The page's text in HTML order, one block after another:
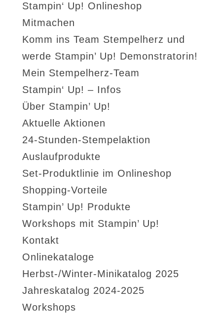
Stampin‘ Up! Onlineshop
Mitmachen
Komm ins Team Stempelherz und
werde Stampin’ Up! Demonstratorin!
Mein Stempelherz-Team
Stampin‘ Up! – Infos
Über Stampin’ Up!
Aktuelle Aktionen
24-Stunden-Stempelaktion
Auslaufprodukte
Set-Produktlinie im Onlineshop
Shopping-Vorteile
Stampin’ Up! Produkte
Workshops mit Stampin’ Up!
Kontakt
Onlinekataloge
Herbst-/Winter-Minikatalog 2025
Jahreskatalog 2024-2025
Workshops